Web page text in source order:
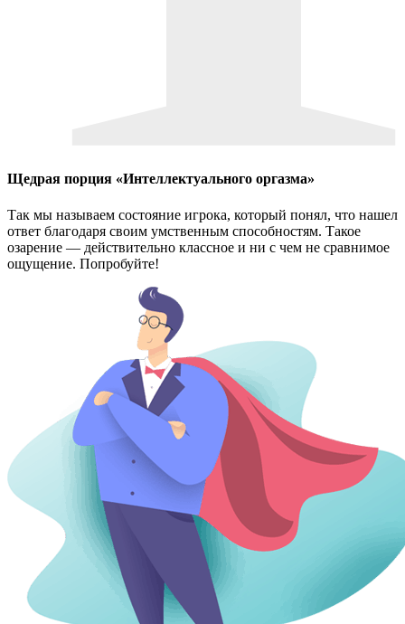
Щедрая порция «Интеллектуального оргазма»
Так мы называем состояние игрока, который понял, что нашел
ответ благодаря своим умственным способностям. Такое
озарение — действительно классное и ни с чем не сравнимое
ощущение. Попробуйте!